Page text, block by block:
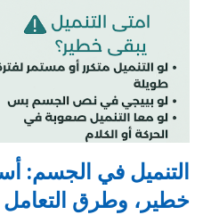
التنميل في الجسم:
خطير، وطرق